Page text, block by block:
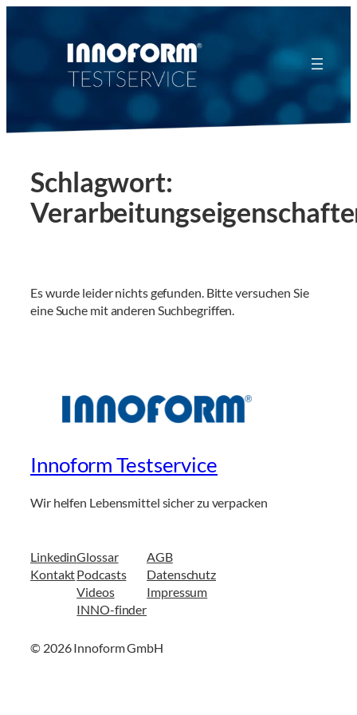
Schlagwort:
Es wurde leider nichts gefunden. Bitte versuchen Sie
eine Suche mit anderen Suchbegriffen.
Innoform Testservice
Wir helfen Lebensmittel sicher zu verpacken
Linkedin
Kontakt
Glossar
Podcasts
Videos
INNO-finder
AGB
Datenschutz
Impressum
© 2026 Innoform GmbH